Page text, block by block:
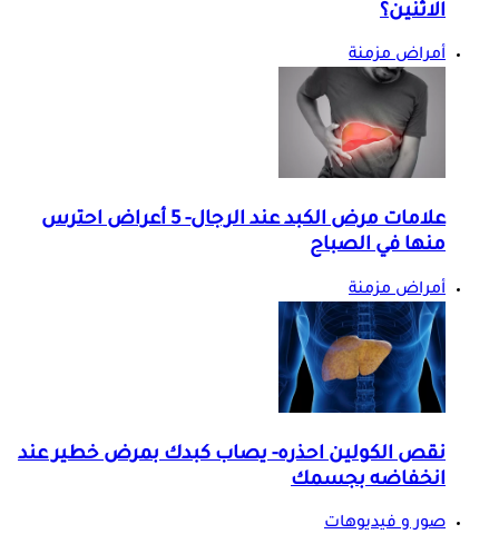
الاثنين؟
أمراض مزمنة
علامات مرض الكبد عند الرجال- 5 أعراض احترس
منها في الصباح
أمراض مزمنة
نقص الكولين احذره- يصاب كبدك بمرض خطير عند
انخفاضه بجسمك
صور و فيديوهات